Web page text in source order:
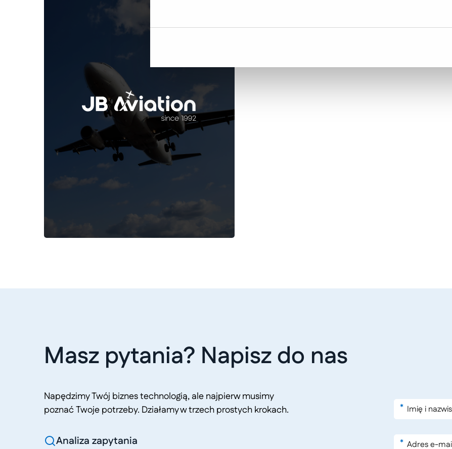
Masz pytania? Napisz do nas
Napędzimy Twój biznes technologią, ale najpierw musimy
poznać Twoje potrzeby. Działamy w trzech prostych krokach.
Analiza zapytania
*
*